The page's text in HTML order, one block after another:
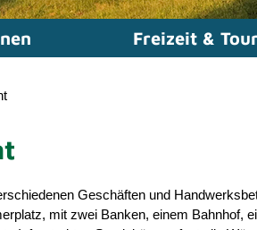
Freizeit &
Geschäften und
mit zwei Banken, einem Bahnhof,